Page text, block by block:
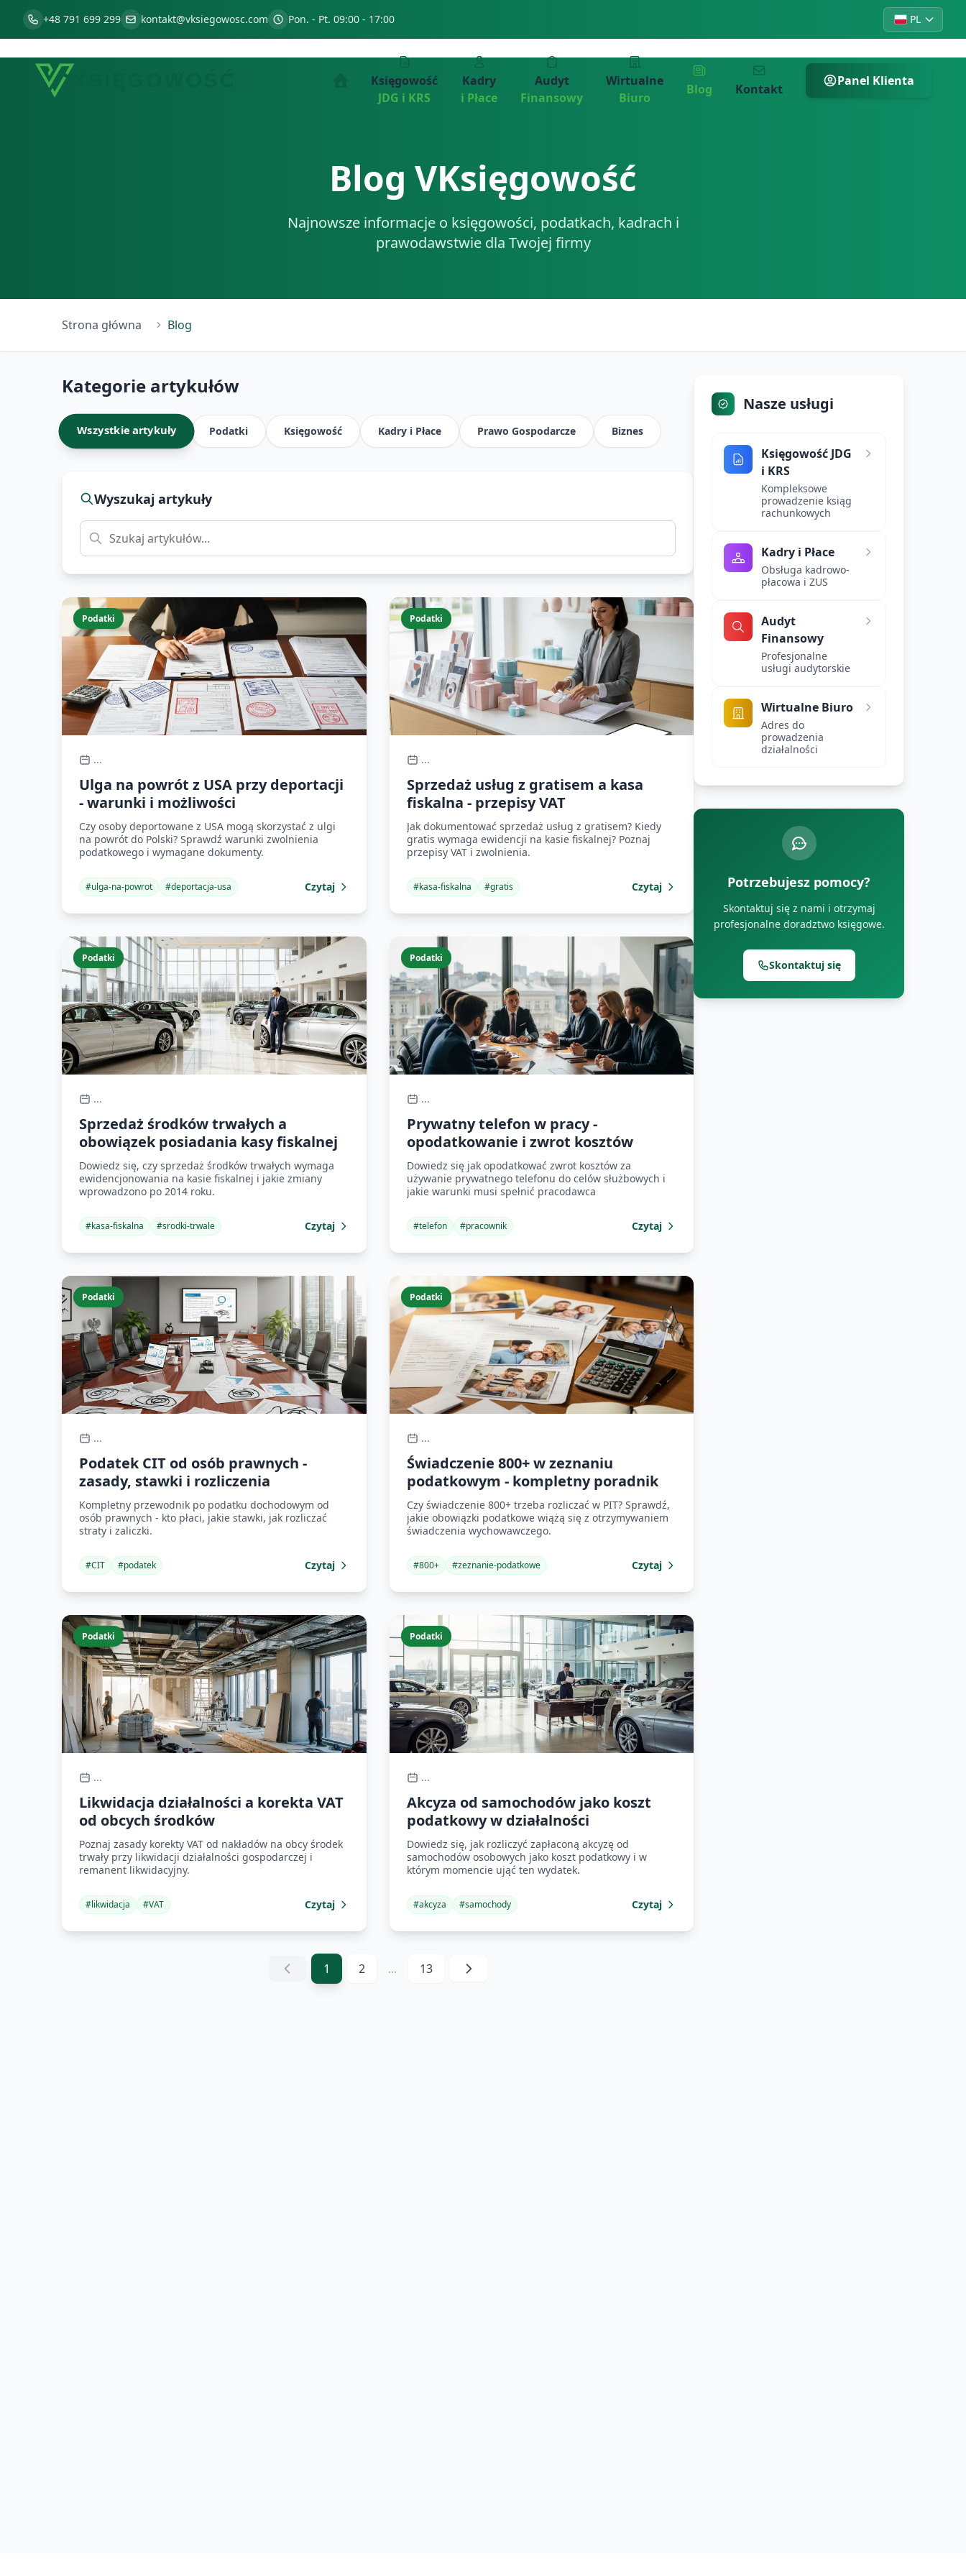
+48 791 699 299 kontakt@vksiegowosc.com Pon. - Pt. 09:00 - 17:00 PL
Księgowość
JDG i KRS
Kadry
i Płace
Audyt
Finansowy
Wirtualne
Biuro
Blog Kontakt
Panel Klienta
Blog VKsięgowość
Najnowsze informacje o księgowości, podatkach, kadrach i
prawodawstwie dla Twojej firmy
Strona główna Blog
Kategorie artykułów
Wszystkie artykuły Podatki Księgowość Kadry i Płace Prawo Gospodarcze Biznes
Wyszukaj artykuły
Podatki
...
Ulga na powrót z USA przy deportacji
- warunki i możliwości
Czy osoby deportowane z USA mogą skorzystać z ulgi
na powrót do Polski? Sprawdź warunki zwolnienia
podatkowego i wymagane dokumenty.
#ulga-na-powrot #deportacja-usa Czytaj
Podatki
...
Sprzedaż usług z gratisem a kasa
fiskalna - przepisy VAT
Jak dokumentować sprzedaż usług z gratisem? Kiedy
gratis wymaga ewidencji na kasie fiskalnej? Poznaj
przepisy VAT i zwolnienia.
#kasa-fiskalna #gratis Czytaj
Podatki
...
Sprzedaż środków trwałych a
obowiązek posiadania kasy fiskalnej
Dowiedz się, czy sprzedaż środków trwałych wymaga
ewidencjonowania na kasie fiskalnej i jakie zmiany
wprowadzono po 2014 roku.
#kasa-fiskalna #srodki-trwale Czytaj
Podatki
...
Prywatny telefon w pracy -
opodatkowanie i zwrot kosztów
Dowiedz się jak opodatkować zwrot kosztów za
używanie prywatnego telefonu do celów służbowych i
jakie warunki musi spełnić pracodawca
#telefon #pracownik Czytaj
Podatki
...
Podatek CIT od osób prawnych -
zasady, stawki i rozliczenia
Kompletny przewodnik po podatku dochodowym od
osób prawnych - kto płaci, jakie stawki, jak rozliczać
straty i zaliczki.
#CIT #podatek Czytaj
Podatki
...
Świadczenie 800+ w zeznaniu
podatkowym - kompletny poradnik
Czy świadczenie 800+ trzeba rozliczać w PIT? Sprawdź,
jakie obowiązki podatkowe wiążą się z otrzymywaniem
świadczenia wychowawczego.
#800+ #zeznanie-podatkowe Czytaj
Podatki
...
Likwidacja działalności a korekta VAT
od obcych środków
Poznaj zasady korekty VAT od nakładów na obcy środek
trwały przy likwidacji działalności gospodarczej i
remanent likwidacyjny.
#likwidacja #VAT Czytaj
Podatki
...
Akcyza od samochodów jako koszt
podatkowy w działalności
Dowiedz się, jak rozliczyć zapłaconą akcyzę od
samochodów osobowych jako koszt podatkowy i w
którym momencie ująć ten wydatek.
#akcyza #samochody Czytaj
1 2 ... 13
Nasze usługi
Księgowość JDG
i KRS
Kompleksowe
prowadzenie ksiąg
rachunkowych
Kadry i Płace
Obsługa kadrowo-
płacowa i ZUS
Audyt
Finansowy
Profesjonalne
usługi audytorskie
Wirtualne Biuro
Adres do
prowadzenia
działalności
Potrzebujesz pomocy?
Skontaktuj się z nami i otrzymaj
profesjonalne doradztwo księgowe.
Skontaktuj się